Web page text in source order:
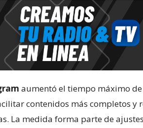
aumentó el tiempo máximo de
contenidos más completos y
La medida forma parte de